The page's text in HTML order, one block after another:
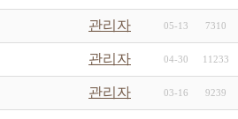
관리자 05-13 7310
관리자 04-30 11233
관리자 03-16 9239